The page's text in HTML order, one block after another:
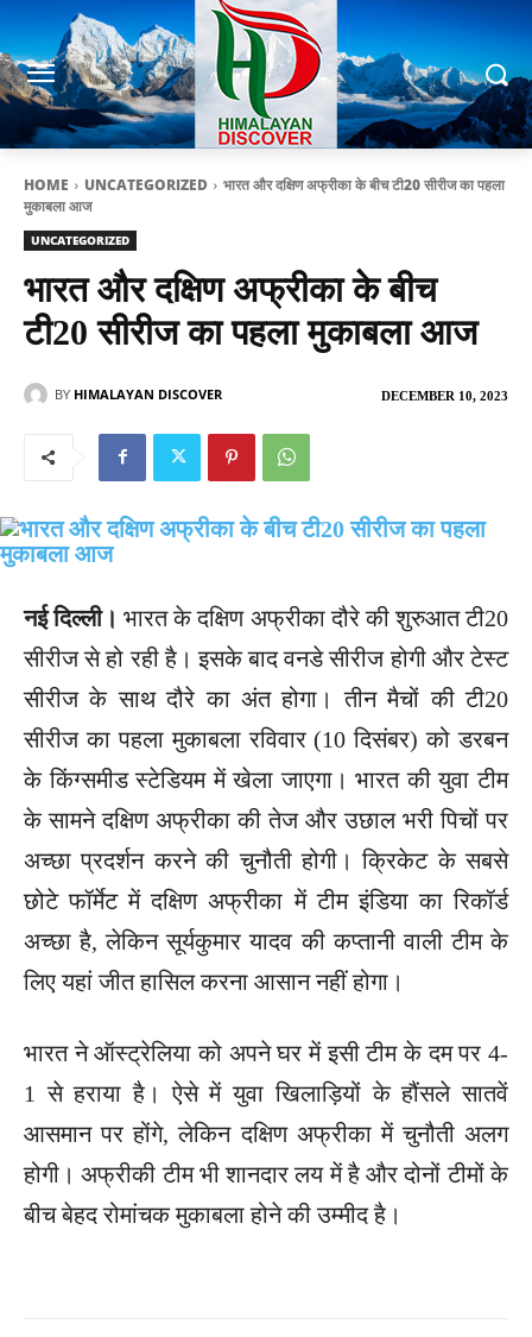
HOME UNCATEGORIZED
भारत और दक्षिण अफ्रीका के बीच टी20 सीरीज का पहला
मुकाबला आज
UNCATEGORIZED
भारत और दक्षिण अफ्रीका के बीच
टी20 सीरीज का पहला मुकाबला आज
DECEMBER 10, 2023
BY HIMALAYAN DISCOVER
नई दिल्ली। भारत के दक्षिण अफ्रीका दौरे की शुरुआत टी20
सीरीज से हो रही है। इसके बाद वनडे सीरीज होगी और टेस्ट
सीरीज के साथ दौरे का अंत होगा। तीन मैचों की टी20
सीरीज का पहला मुकाबला रविवार (10 दिसंबर) को डरबन
के किंग्समीड स्टेडियम में खेला जाएगा। भारत की युवा टीम
के सामने दक्षिण अफ्रीका की तेज और उछाल भरी पिचों पर
अच्छा प्रदर्शन करने की चुनौती होगी। क्रिकेट के सबसे
छोटे फॉर्मेट में दक्षिण अफ्रीका में टीम इंडिया का रिकॉर्ड
अच्छा है, लेकिन सूर्यकुमार यादव की कप्तानी वाली टीम के
लिए यहां जीत हासिल करना आसान नहीं होगा।
भारत ने ऑस्ट्रेलिया को अपने घर में इसी टीम के दम पर 4-
1 से हराया है। ऐसे में युवा खिलाड़ियों के हौंसले सातवें
आसमान पर होंगे, लेकिन दक्षिण अफ्रीका में चुनौती अलग
होगी। अफ्रीकी टीम भी शानदार लय में है और दोनों टीमों के
बीच बेहद रोमांचक मुकाबला होने की उम्मीद है।